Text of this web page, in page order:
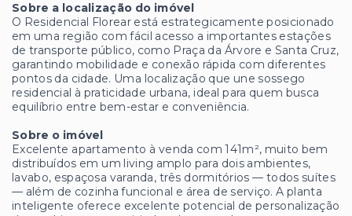
Sobre a localização do imóvel
O Residencial Florear está estrategicamente posicionado
em uma região com fácil acesso a importantes estações
de transporte público, como Praça da Árvore e Santa Cruz,
garantindo mobilidade e conexão rápida com diferentes
pontos da cidade. Uma localização que une sossego
residencial à praticidade urbana, ideal para quem busca
equilíbrio entre bem-estar e conveniência.
Sobre o imóvel
Excelente apartamento à venda com 141m², muito bem
distribuídos em um living amplo para dois ambientes,
lavabo, espaçosa varanda, três dormitórios — todos suítes
— além de cozinha funcional e área de serviço. A planta
inteligente oferece excelente potencial de personalização